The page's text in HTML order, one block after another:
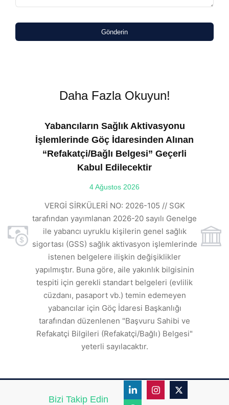
Gönderin
Daha Fazla Okuyun!
Yabancıların Sağlık Aktivasyonu
İşlemlerinde Göç İdaresinden Alınan
“Refakatçi/Bağlı Belgesi” Geçerli
Kabul Edilecektir
4 Ağustos 2026
VERGİ SİRKÜLERİ NO: 2026-105 // SGK
tarafından yayımlanan 2026-20 sayılı Genelge
ile yabancı uyruklu kişilerin genel sağlık
sigortası (GSS) sağlık aktivasyon işlemlerinde
istenen belgelere ilişkin değişiklikler
yapılmıştır. Buna göre, aile yakınlık bilgisinin
tespiti için gerekli standart belgeleri (evlilik
cüzdanı, pasaport vb.) temin edemeyen
yabancılar için Göç İdaresi Başkanlığı
tarafından düzenlenen "Başvuru Sahibi ve
Refakatçi Bilgileri (Refakatçi/Bağlı) Belgesi"
yeterli sayılacaktır.
Bizi Takip Edin